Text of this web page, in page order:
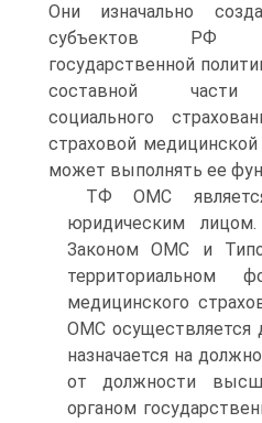
Они изначально
субъектов РФ
государственной
составной части
социального
страховой
может выполнять ее
ТФ ОМС
юридическим
Законом ОМС и
террито­риальном
медицинского
ОМС осуществляется
назначается на
от должности
органом